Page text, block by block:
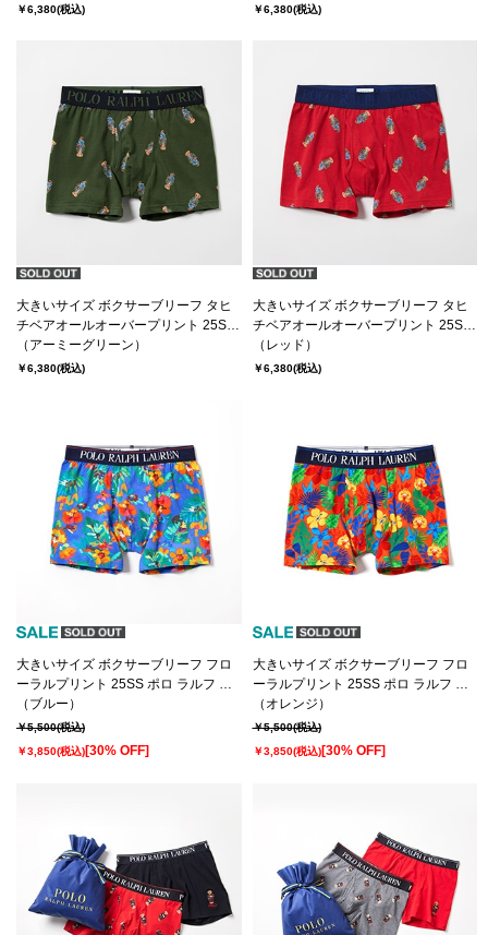
￥6,380(税込) (RM3-B105K）
￥6,380(税込)
大きいサイズ ボクサーブリーフ タヒ
チベアオールオーバープリント 25SS
ポロ ラルフ ローレン【前開き】
(RM3-B105K）
（アーミーグリーン）
￥6,380(税込)
大きいサイズ ボクサーブリーフ タヒ
チベアオールオーバープリント 25SS
ポロ ラルフ ローレン【前開き】
(RM3-B105K）
（レッド）
￥6,380(税込)
大きいサイズ ボクサーブリーフ フロ
ーラルプリント 25SS ポロ ラルフ ロ
ーレン【前開き】(RM3-B116K）
（ブルー）
￥5,500(税込)
￥3,850(税込)[30% OFF]
大きいサイズ ボクサーブリーフ フロ
ーラルプリント 25SS ポロ ラルフ ロ
ーレン【前開き】(RM3-B116K）
（オレンジ）
￥5,500(税込)
￥3,850(税込)[30% OFF]